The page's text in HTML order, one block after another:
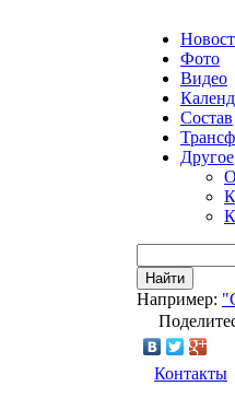
Фото
Видео
Состав
Другое
Найти
Например:
Контакты